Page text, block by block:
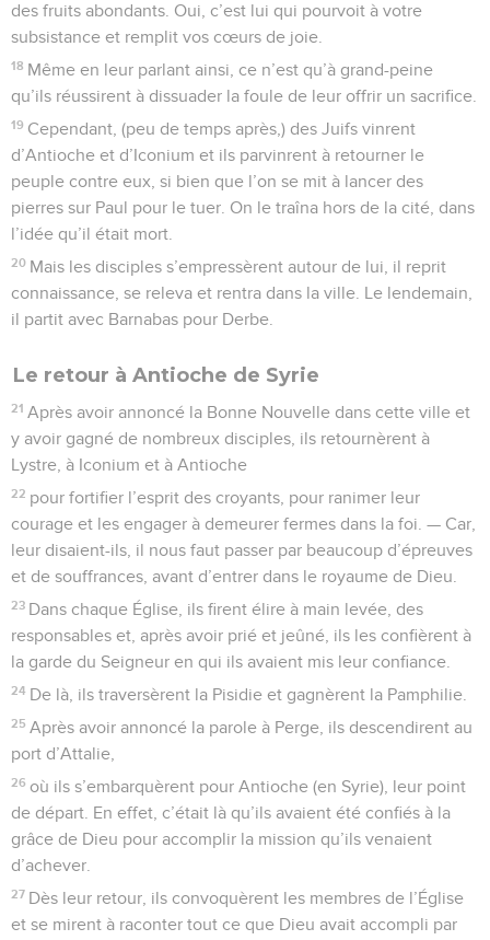
des fruits abondants. Oui, c’est lui qui pourvoit à votre
subsistance et remplit vos cœurs de joie.
18 Même en leur parlant ainsi, ce n’est qu’à grand-peine
qu’ils réussirent à dissuader la foule de leur offrir un sacrifice.
19 Cependant, (peu de temps après,) des Juifs vinrent
d’Antioche et d’Iconium et ils parvinrent à retourner le
peuple contre eux, si bien que l’on se mit à lancer des
pierres sur Paul pour le tuer. On le traîna hors de la cité, dans
l’idée qu’il était mort.
20 Mais les disciples s’empressèrent autour de lui, il reprit
connaissance, se releva et rentra dans la ville. Le lendemain,
il partit avec Barnabas pour Derbe.
Le retour à Antioche de Syrie
21 Après avoir annoncé la Bonne Nouvelle dans cette ville et
y avoir gagné de nombreux disciples, ils retournèrent à
Lystre, à Iconium et à Antioche
22 pour fortifier l’esprit des croyants, pour ranimer leur
courage et les engager à demeurer fermes dans la foi. — Car,
leur disaient-ils, il nous faut passer par beaucoup d’épreuves
et de souffrances, avant d’entrer dans le royaume de Dieu.
23 Dans chaque Église, ils firent élire à main levée, des
responsables et, après avoir prié et jeûné, ils les confièrent à
la garde du Seigneur en qui ils avaient mis leur confiance.
24 De là, ils traversèrent la Pisidie et gagnèrent la Pamphilie.
25 Après avoir annoncé la parole à Perge, ils descendirent au
port d’Attalie,
26 où ils s’embarquèrent pour Antioche (en Syrie), leur point
de départ. En effet, c’était là qu’ils avaient été confiés à la
grâce de Dieu pour accomplir la mission qu’ils venaient
d’achever.
27 Dès leur retour, ils convoquèrent les membres de l’Église
et se mirent à raconter tout ce que Dieu avait accompli par